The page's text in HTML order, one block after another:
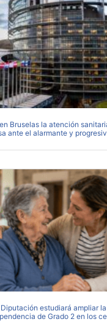
Bruselas la atención
ante el alarmante y
estudiará ampliar
de Grado 2 en los